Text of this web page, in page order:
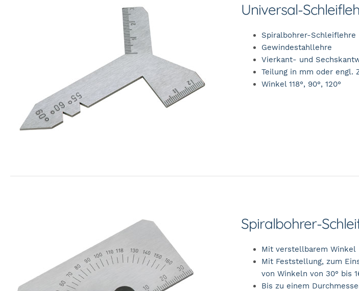
Universal-
Spiralbohrer-Schleiflehre
Gewindestahllehre
Vierkant- und
Teilung in mm oder engl.
Winkel 118°, 90°, 120°
Spiralbohrer-
Mit verstellbarem Winkel
Mit Feststellung, zum
von Winkeln von 30° bis
Bis zu einem